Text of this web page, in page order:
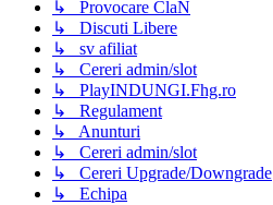
↳ Provocare ClaN
↳ Discuti Libere
↳ sv afiliat
↳ Cereri admin/slot
↳ PlayINDUNGI.Fhg.ro
↳ Regulament
↳ Anunturi
↳ Cereri admin/slot
↳ Cereri Upgrade/Downgrade
↳ Echipa